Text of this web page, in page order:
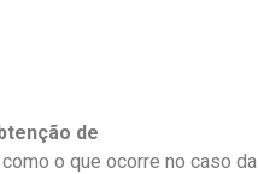
de
o que ocorre no caso da